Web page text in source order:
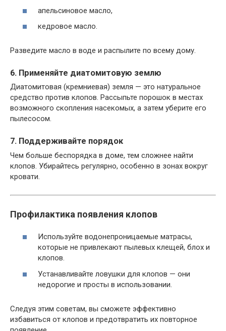
апельсиновое масло,
кедровое масло.
Разведите масло в воде и распылите по всему дому.
6. Применяйте диатомитовую землю
Диатомитовая (кремниевая) земля — это натуральное
средство против клопов. Рассыпьте порошок в местах
возможного скопления насекомых, а затем уберите его
пылесосом.
7. Поддерживайте порядок
Чем больше беспорядка в доме, тем сложнее найти
клопов. Убирайтесь регулярно, особенно в зонах вокруг
кровати.
Профилактика появления клопов
Используйте водонепроницаемые матрасы,
которые не привлекают пылевых клещей, блох и
клопов.
Устанавливайте ловушки для клопов — они
недорогие и просты в использовании.
Следуя этим советам, вы сможете эффективно
избавиться от клопов и предотвратить их повторное